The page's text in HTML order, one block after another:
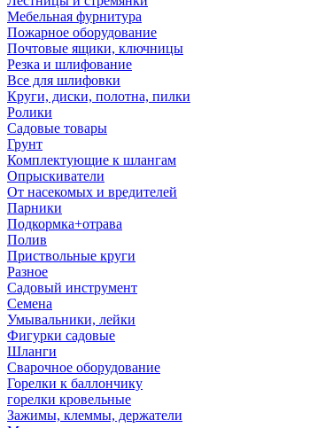
Мебельная фурнитура
Пожарное оборудование
Почтовые ящики, ключницы
Резка и шлифование
Все для шлифовки
Круги, диски, полотна, пилки
Ролики
Садовые товары
Грунт
Комплектующие к шлангам
Опрыскиватели
От насекомых и вредителей
Парники
Подкормка+отрава
Полив
Приствольные круги
Разное
Садовый инструмент
Семена
Умывальники, лейки
Фигурки садовые
Шланги
Сварочное оборудование
Горелки к баллончику
горелки кровельные
Зажимы, клеммы, держатели